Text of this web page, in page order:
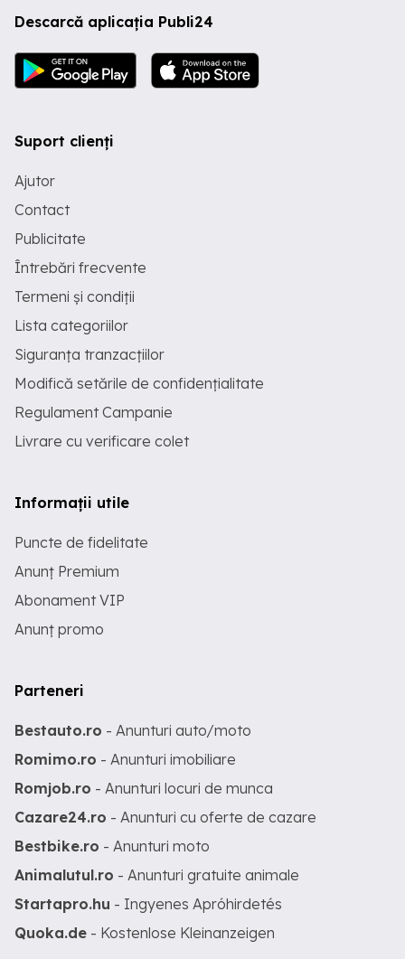
Descarcă aplicația Publi24
Suport clienți
Ajutor
Contact
Publicitate
Întrebări frecvente
Termeni și condiții
Lista categoriilor
Siguranța tranzacțiilor
Modifică setările de confidențialitate
Regulament Campanie
Livrare cu verificare colet
Informații utile
Puncte de fidelitate
Anunț Premium
Abonament VIP
Anunț promo
Parteneri
Bestauto.ro - Anunturi auto/moto
Romimo.ro - Anunturi imobiliare
Romjob.ro - Anunturi locuri de munca
Cazare24.ro - Anunturi cu oferte de cazare
Bestbike.ro - Anunturi moto
Animalutul.ro - Anunturi gratuite animale
Startapro.hu - Ingyenes Apróhirdetés
Quoka.de - Kostenlose Kleinanzeigen